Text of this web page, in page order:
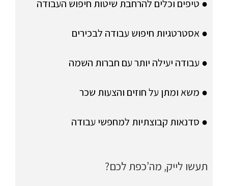
● טיפים וכלים להרחבת שיטות חיפוש העבודה
● אסטרטגיות חיפוש עבודה לבכירים
● עבודה יעילה יותר עם חברות השמה
● משא ומתן על חוזים והצעות שכר
● סדנאות קבוצתיות למחפשי עבודה
תעשו לייק, מה’כפת לכם?